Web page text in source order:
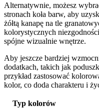
Alternatywnie, możesz
stronach koła barw, aby
żółtą kanapę na tle
kolorystycznych
spójne wizualnie wnętrze.
Aby jeszcze bardziej
dodatkach, takich jak
przykład zastosować
kolor, co doda charakteru i
Typ kolorów